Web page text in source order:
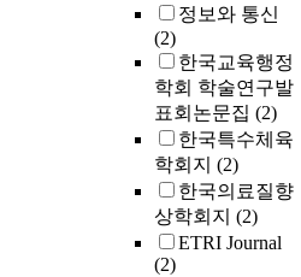
정보와 통신
(2)
한국교육행정
학회 학술연구발
표회논문집 (2)
한국특수체육
학회지 (2)
한국의료질향
상학회지 (2)
ETRI Journal
(2)